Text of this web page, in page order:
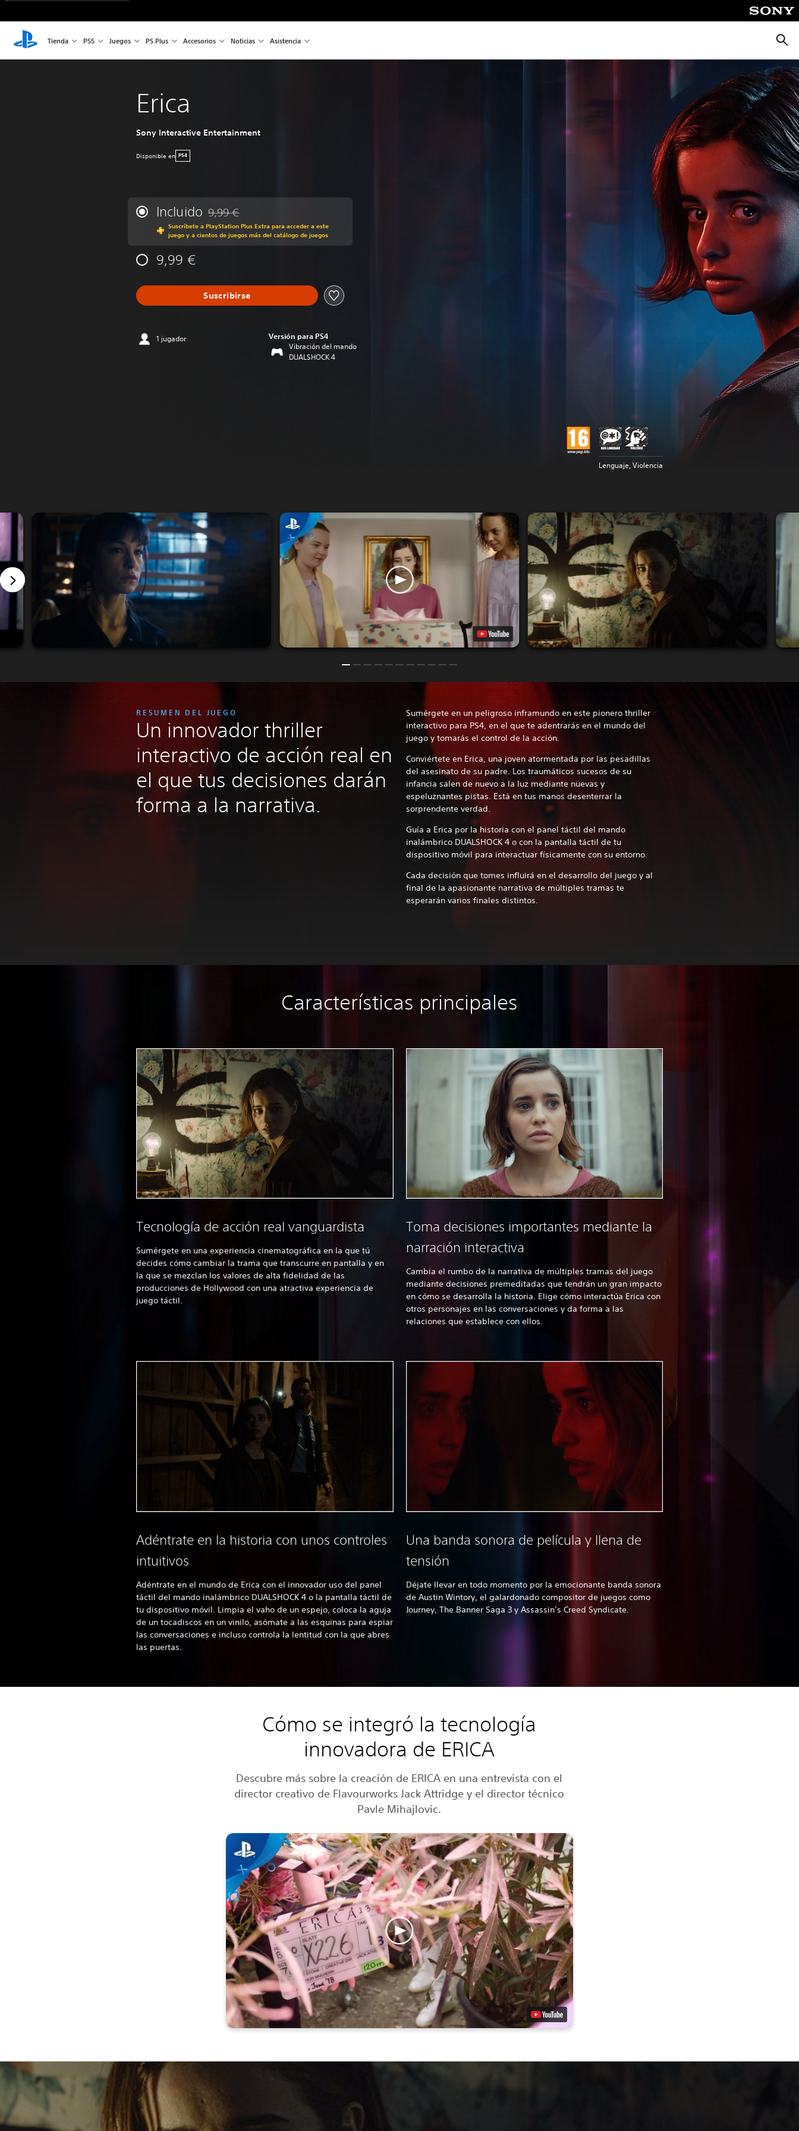
Tienda PS5 Juegos PS Plus Accesorios Noticias Asistencia
Erica
Sony Interactive Entertainment
Disponible en PS4
Incluido Rebajado del precio original de 9,99 €
9,99 €
Suscríbete a PlayStation Plus Extra para acceder a este
juego y a cientos de juegos más del catálogo de juegos
9,99 €
Suscribirse
1 jugador Versión para PS4
Vibración del mando
DUALSHOCK 4
Lenguaje, Violencia
RESUMEN DEL JUEGO
Un innovador thriller
interactivo de acción real en
el que tus decisiones darán
forma a la narrativa.
Sumérgete en un peligroso inframundo en este pionero thriller
interactivo para PS4, en el que te adentrarás en el mundo del
juego y tomarás el control de la acción.
Conviértete en Erica, una joven atormentada por las pesadillas
del asesinato de su padre. Los traumáticos sucesos de su
infancia salen de nuevo a la luz mediante nuevas y
espeluznantes pistas. Está en tus manos desenterrar la
sorprendente verdad.
Guía a Erica por la historia con el panel táctil del mando
inalámbrico DUALSHOCK 4 o con la pantalla táctil de tu
dispositivo móvil para interactuar físicamente con su entorno.
Cada decisión que tomes influirá en el desarrollo del juego y al
final de la apasionante narrativa de múltiples tramas te
esperarán varios finales distintos.
Características principales
Tecnología de acción real vanguardista
Sumérgete en una experiencia cinematográfica en la que tú
decides cómo cambiar la trama que transcurre en pantalla y en
la que se mezclan los valores de alta fidelidad de las
producciones de Hollywood con una atractiva experiencia de
juego táctil.
Toma decisiones importantes mediante la
narración interactiva
Cambia el rumbo de la narrativa de múltiples tramas del juego
mediante decisiones premeditadas que tendrán un gran impacto
en cómo se desarrolla la historia. Elige cómo interactúa Erica con
otros personajes en las conversaciones y da forma a las
relaciones que establece con ellos.
Adéntrate en la historia con unos controles
intuitivos
Adéntrate en el mundo de Erica con el innovador uso del panel
táctil del mando inalámbrico DUALSHOCK 4 o la pantalla táctil de
tu dispositivo móvil. Limpia el vaho de un espejo, coloca la aguja
de un tocadiscos en un vinilo, asómate a las esquinas para espiar
las conversaciones e incluso controla la lentitud con la que abres
las puertas.
Una banda sonora de película y llena de
tensión
Déjate llevar en todo momento por la emocionante banda sonora
de Austin Wintory, el galardonado compositor de juegos como
Journey, The Banner Saga 3 y Assassin’s Creed Syndicate.
Cómo se integró la tecnología
innovadora de ERICA
Descubre más sobre la creación de ERICA en una entrevista con el
director creativo de Flavourworks Jack Attridge y el director técnico
Pavle Mihajlovic.